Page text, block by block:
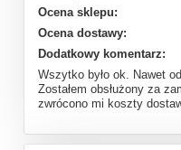
Ocena sklepu:
Ocena dostawy:
Dodatkowy komentarz:
Wszytko było ok. Nawet
Zostałem obsłużony za
zwrócono mi koszty